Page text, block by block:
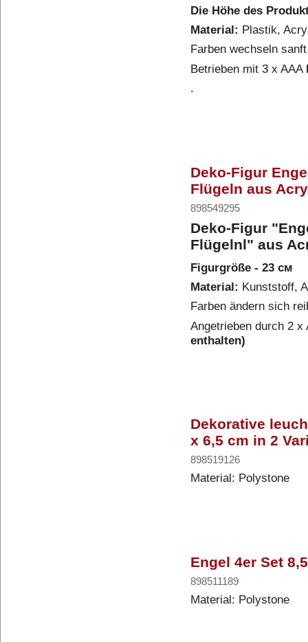
Die Höhe des
Material: Plastik,
Farben wechseln sanft
Betrieben mit 3 x AAA
.
Deko-Figur
Flügeln aus
898549295
Deko-Figur
Flügelnl" aus
Figurgröße - 23 см
Material: Kunststoff,
Farben ändern sich
Angetrieben durch 2
enthalten)
Dekorative
x 6,5 cm in 2
898519126
Material: Polystone
Engel 4er Set
898511189
Material: Polystone